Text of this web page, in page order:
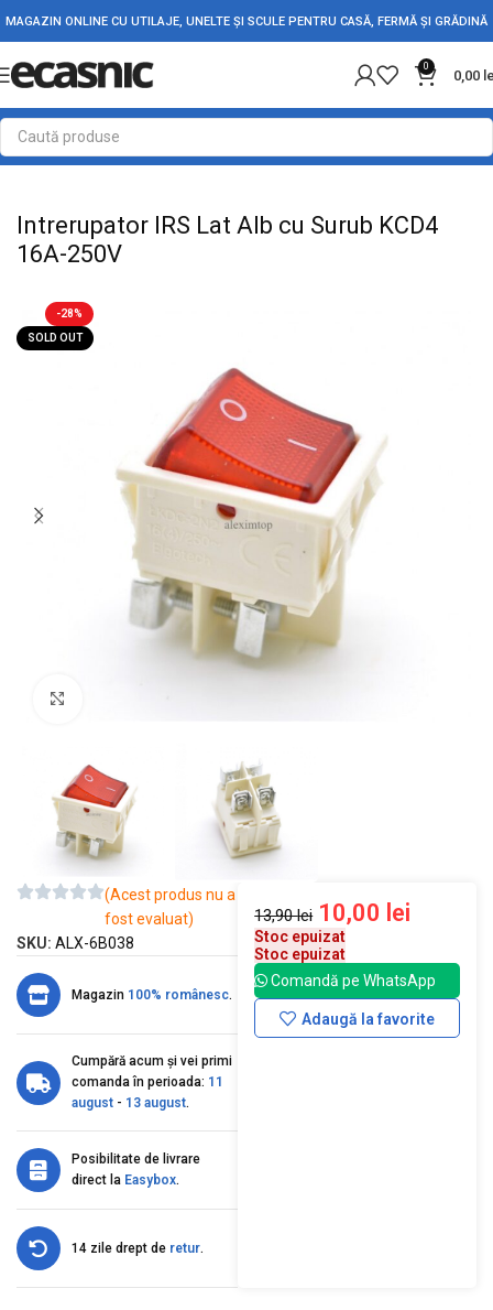
MAGAZIN ONLINE CU UTILAJE, UNELTE ȘI SCULE PENTRU CASĂ, FERMĂ ȘI GRĂDINĂ
0
0,00
Prima pagină Electrice Intrerupatoare - Butoane
Intrerupator IRS Lat Alb cu Surub KCD4
16A-250V
-28%
SOLD OUT
(Acest produs nu a
fost evaluat)
SKU: ALX-6B038
Magazin 100% românesc.
Cumpără acum și vei primi
comanda în perioada: 11
august - 13 august.
Posibilitate de livrare
direct la Easybox.
14 zile drept de retur.
13,90lei 10,00 lei
Stoc epuizat
Stoc epuizat
Comandă pe WhatsApp
Adaugă la favorite